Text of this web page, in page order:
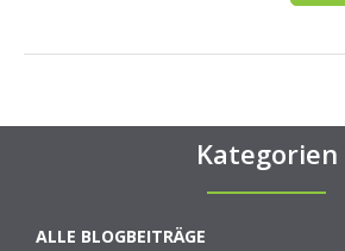
Kategorien
ALLE BLOGBEITRÄGE